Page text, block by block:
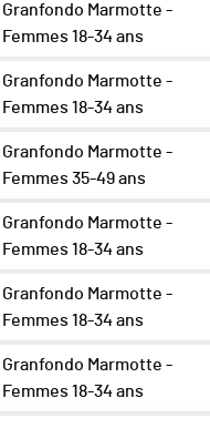
Granfondo Marmotte -
Femmes 18-34 ans
Granfondo Marmotte -
Femmes 18-34 ans
Granfondo Marmotte -
Femmes 35-49 ans
Granfondo Marmotte -
Femmes 18-34 ans
Granfondo Marmotte -
Femmes 18-34 ans
Granfondo Marmotte -
Femmes 18-34 ans